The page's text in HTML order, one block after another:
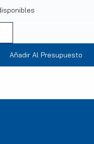
Añadir Al Presupuesto